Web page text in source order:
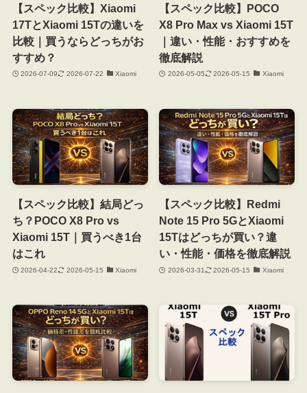
【スペック比較】Xiaomi
17TとXiaomi 15Tの違いを
比較｜買うならどっちがお
すすめ？
2026-07-09 2026-07-22 Xiaomi
【スペック比較】POCO
X8 Pro Max vs Xiaomi 15T
｜違い・性能・おすすめを
徹底解説
2026-05-05 2026-05-15 Xiaomi
【スペック比較】結局どっ
ち？POCO X8 Pro vs
Xiaomi 15T｜買うべき1台
はこれ
2026-04-22 2026-05-15 Xiaomi
【スペック比較】Redmi
Note 15 Pro 5GとXiaomi
15Tはどっちが買い？違
い・性能・価格を徹底解説
2026-03-31 2026-05-15 Xiaomi